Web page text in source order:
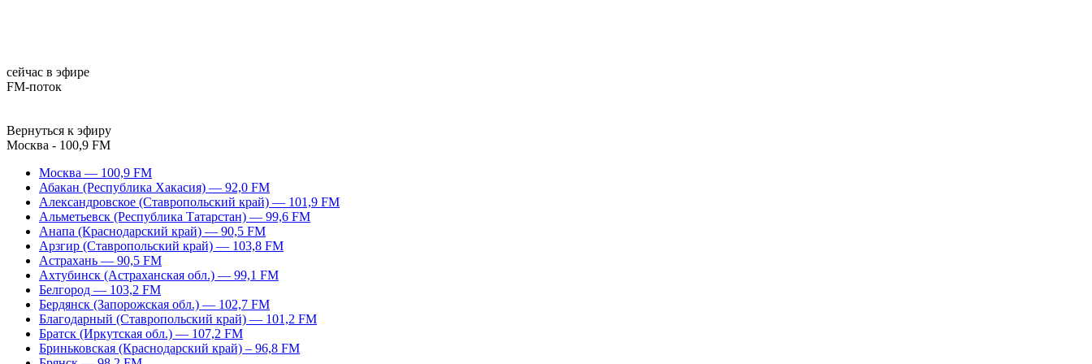
сейчас в эфире
FM-поток
Вернуться к эфиру
Москва - 100,9 FM
Москва — 100,9 FM
Абакан (Республика Хакасия) — 92,0 FM
Александровское (Ставропольский край) — 101,9 FM
Альметьевск (Республика Татарстан) — 99,6 FM
Анапа (Краснодарский край) — 90,5 FM
Арзгир (Ставропольский край) — 103,8 FM
Астрахань — 90,5 FM
Ахтубинск (Астраханская обл.) — 99,1 FM
Белгород — 103,2 FM
Бердянск (Запорожская обл.) — 102,7 FM
Благодарный (Ставропольский край) — 101,2 FM
Братск (Иркутская обл.) — 107,2 FM
Бриньковская (Краснодарский край) – 96,8 FM